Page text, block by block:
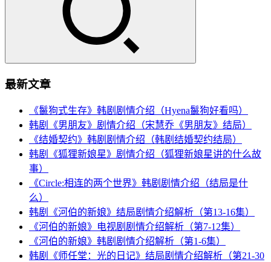
最新文章
《鬣狗式生存》韩剧剧情介绍（Hyena鬣狗好看吗）
韩剧《男朋友》剧情介绍（宋慧乔《男朋友》结局）
《结婚契约》韩剧剧情介绍（韩剧结婚契约结局）
韩剧《狐狸新娘星》剧情介绍（狐狸新娘星讲的什么故
事）
《Circle:相连的两个世界》韩剧剧情介绍（结局是什
么）
韩剧《河伯的新娘》结局剧情介绍解析（第13-16集）
《河伯的新娘》电视剧剧情介绍解析（第7-12集）
《河伯的新娘》韩剧剧情介绍解析（第1-6集）
韩剧《师任堂：光的日记》结局剧情介绍解析（第21-30